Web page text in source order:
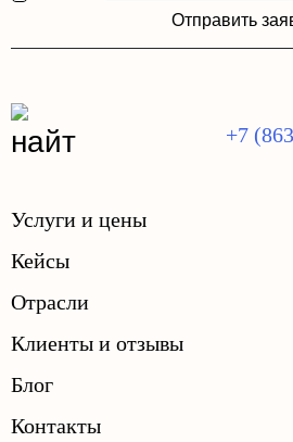
Отправить
+7
Услуги и цены
Кейсы
Отрасли
Клиенты и отзывы
Блог
Контакты